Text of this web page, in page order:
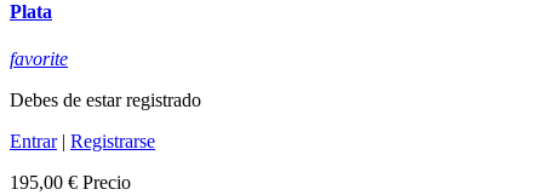
Plata
favorite
Debes de estar registrado
Entrar| Registrarse
195,00 € Precio